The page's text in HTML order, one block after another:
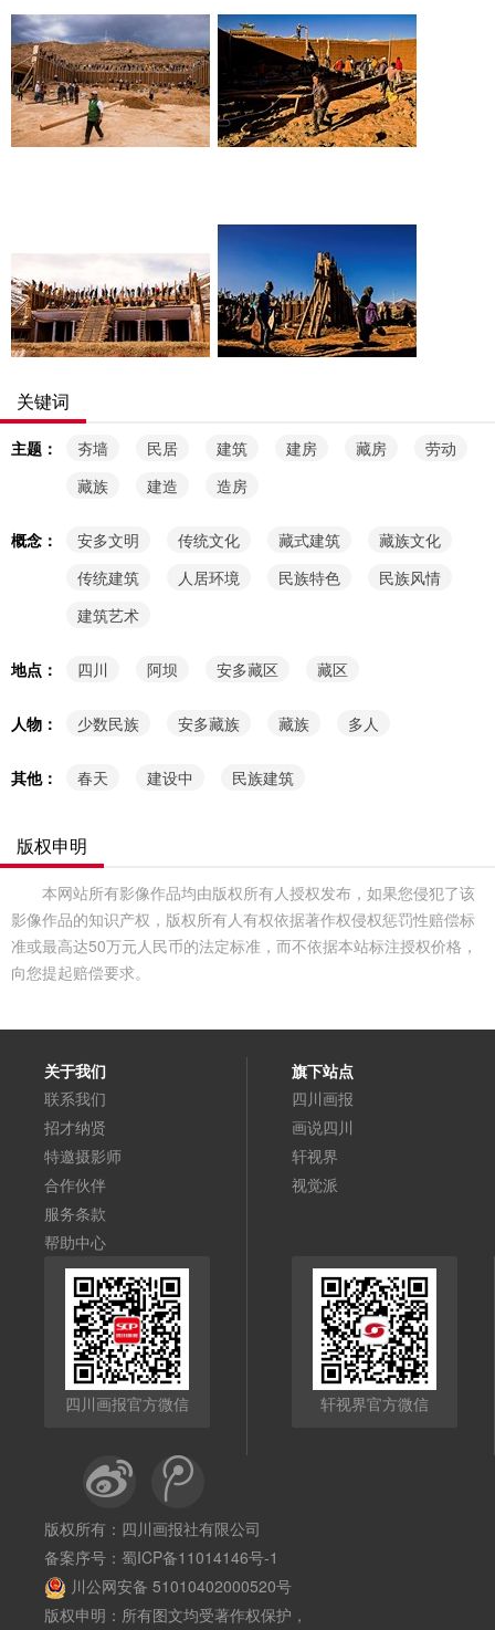
关键词
主题： 夯墙 民居 建筑 建房 藏房
劳动
藏族
建造 造房
概念： 安多文明 传统文化 藏式建筑
藏族文化
传统建筑
人居环境 民族特色
民族风情
建筑艺术
地点： 四川 阿坝 安多藏区 藏区
人物： 少数民族 安多藏族 藏族 多人
其他： 春天 建设中 民族建筑
版权申明
本网站所有影像作品均由版权所有人授权发布，如果您侵犯了该
影像作品的知识产权，版权所有人有权依据著作权侵权惩罚性赔偿标
准或最高达50万元人民币的法定标准，而不依据本站标注授权价格，
向您提起赔偿要求。
关于我们
联系我们
招才纳贤
特邀摄影师
合作伙伴
服务条款
帮助中心
旗下站点
四川画报
画说四川
轩视界
视觉派
四川画报官方微信 轩视界官方微信
版权所有：四川画报社有限公司
备案序号： 蜀ICP备11014146号-1
川公网安备 51010402000520号
版权申明：所有图文均受著作权保护，